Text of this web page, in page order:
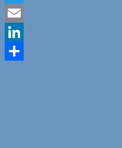
Twitter
Email
LinkedIn